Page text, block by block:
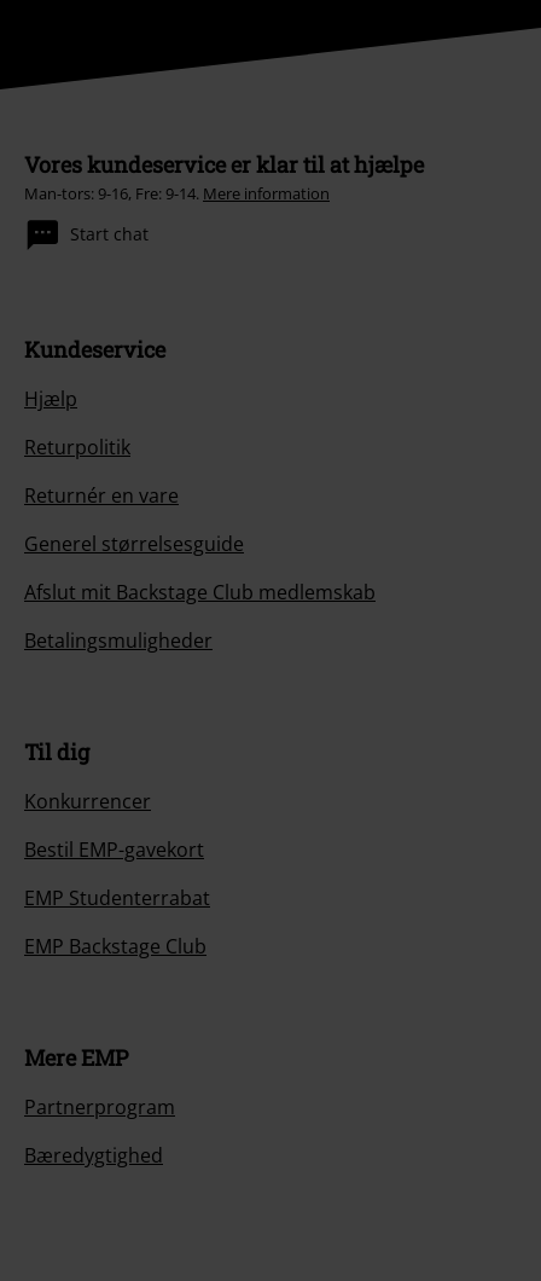
Vores kundeservice er klar til at hjælpe
Man-tors: 9-16, Fre: 9-14. Mere information
Start chat
Kundeservice
Hjælp
Returpolitik
Returnér en vare
Generel størrelsesguide
Afslut mit Backstage Club medlemskab
Betalingsmuligheder
Til dig
Konkurrencer
Bestil EMP-gavekort
EMP Studenterrabat
EMP Backstage Club
Mere EMP
Partnerprogram
Bæredygtighed